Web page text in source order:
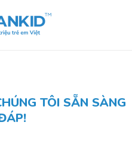
TÔI SẴN SÀNG